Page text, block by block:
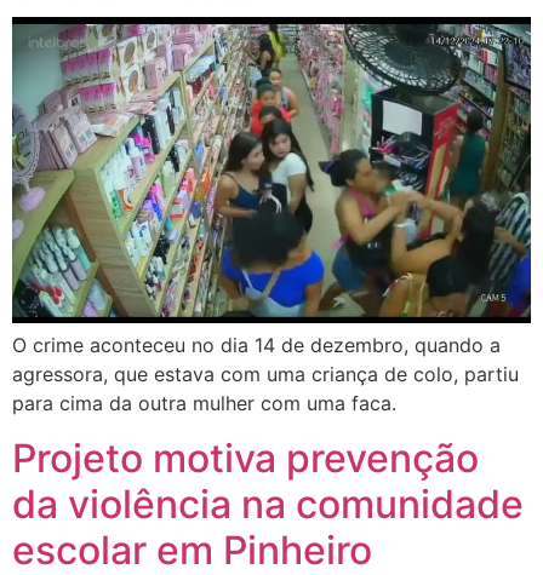
O crime aconteceu no dia 14 de dezembro, quando a
agressora, que estava com uma criança de colo, partiu
para cima da outra mulher com uma faca.
Projeto motiva prevenção
da violência na comunidade
escolar em Pinheiro